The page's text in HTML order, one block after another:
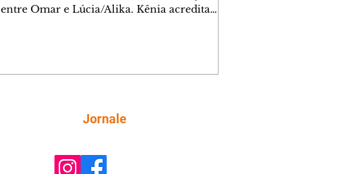
entre Omar e Lúcia/Alika. Kênia acredita
comentam sobre a possível jazida de
tungstênio na região. Virgínia provoca
Jornale